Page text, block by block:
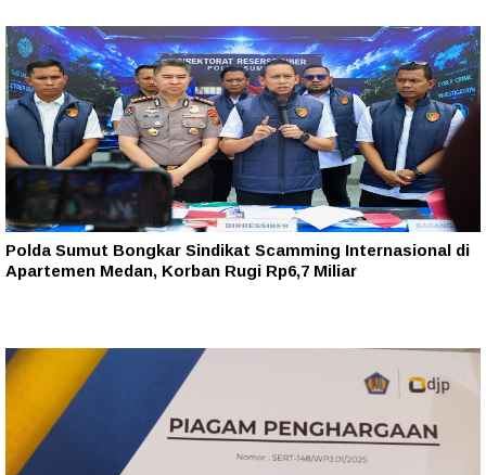
Polda Sumut Bongkar Sindikat Scamming Internasional di
Apartemen Medan, Korban Rugi Rp6,7 Miliar